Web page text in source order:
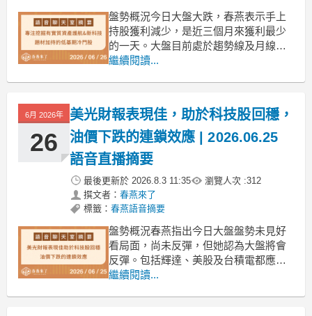
盤勢概況今日大盤大跌，春燕表示手上
持股獲利減少，是近三個月來獲利最少
的一天。大盤目前處於趨勢線及月線附
近，若未能立即拉起，則需觀察季線支
點），春燕預期下週有機會反彈，因許
多股票已跌至支撐區。春燕認為底部可
能即將到來，並指出今日漲
繼續閱讀...
6月 2026年
26
美光財報表現佳，助於科技股回穩，
油價下跌的連鎖效應 | 2026.06.25
語音直播摘要
最後更新於 2026.8.3 11:35 瀏覽人次 :312
撰文者： 春燕來了
標籤： 春燕語音摘要
盤勢概況春燕指出今日大盤盤勢未見好
看局面，尚未反彈，但她認為大盤將會
反彈。包括輝達、美股及台積電都應會
反彈，大盤跌到月線附近應有支撐。油
繼續閱讀...